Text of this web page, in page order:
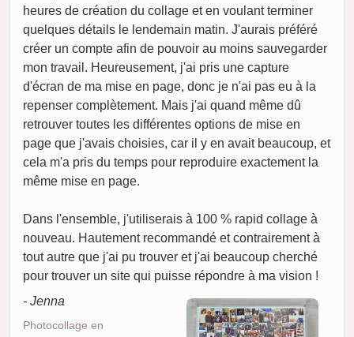
heures de création du collage et en voulant terminer
quelques détails le lendemain matin. J'aurais préféré
créer un compte afin de pouvoir au moins sauvegarder
mon travail. Heureusement, j'ai pris une capture
d'écran de ma mise en page, donc je n'ai pas eu à la
repenser complètement. Mais j'ai quand même dû
retrouver toutes les différentes options de mise en
page que j'avais choisies, car il y en avait beaucoup, et
cela m'a pris du temps pour reproduire exactement la
même mise en page.
Dans l'ensemble, j'utiliserais à 100 % rapid collage à
nouveau. Hautement recommandé et contrairement à
tout autre que j'ai pu trouver et j'ai beaucoup cherché
pour trouver un site qui puisse répondre à ma vision !
- Jenna
Photocollage en